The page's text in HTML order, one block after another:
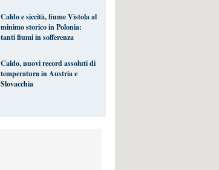
Caldo e siccità, fiume Vistola al
minimo storico in Polonia:
tanti fiumi in sofferenza
Caldo, nuovi record assoluti di
temperatura in Austria e
Slovacchia